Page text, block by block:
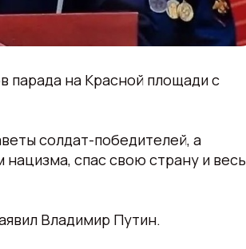
парада на Красной площади с
солдат-победителей, а
спас свою страну и весь
Владимир Путин.